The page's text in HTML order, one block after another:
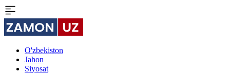
O'zbekiston
Jahon
Siyosat